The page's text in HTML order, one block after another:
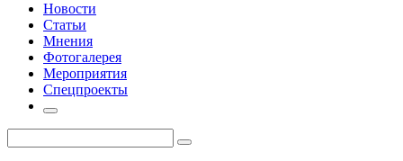
Новости
Статьи
Мнения
Фотогалерея
Мероприятия
Спецпроекты